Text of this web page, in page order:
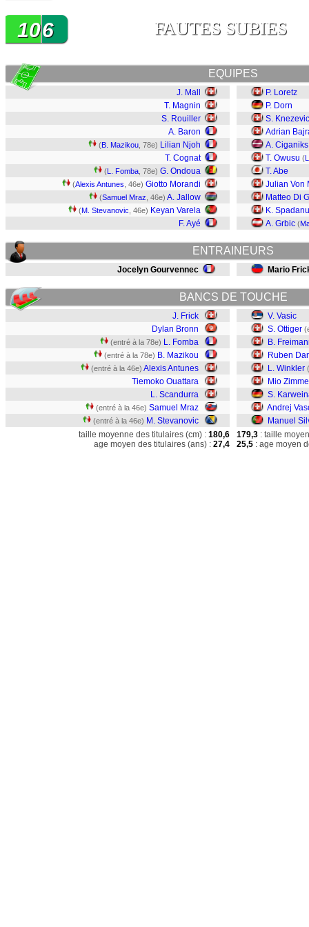
FAUTES SUBIES
106
EQUIPES
J. Mall
T. Magnin
S. Rouiller
A. Baron
(B. Mazikou , 78e) Lilian Njoh
T. Cognat
(L. Fomba , 78e) G. Ondoua
(Alexis Antunes , 46e) Giotto Morandi
(Samuel Mraz , 46e) A. Jallow
(M. Stevanovic , 46e) Keyan Varela
F. Ayé
P. Loretz
P. Dorn
S. Knezevic
Adrian
A. Ciganiks
T. Owusu (
T. Abe
Julian Von
Matteo Di
K.
A. Grbic (
ENTRAINEURS
Jocelyn Gourvennec Mario
BANCS DE TOUCHE
J. Frick
Dylan Bronn
(entré à la 78e) L. Fomba
(entré à la 78e) B. Mazikou
(entré à la 46e) Alexis Antunes
Tiemoko Ouattara
L. Scandurra
(entré à la 46e) Samuel Mraz
(entré à la 46e) M. Stevanovic
V. Vasic
S. Ottiger
B.
Ruben
L. Winkler
Mio
S.
Andrej
Manuel
taille moyenne des titulaires (cm) : 180,6
age moyen des titulaires (ans) : 27,4
179,3 : taille
25,5 : age moyen